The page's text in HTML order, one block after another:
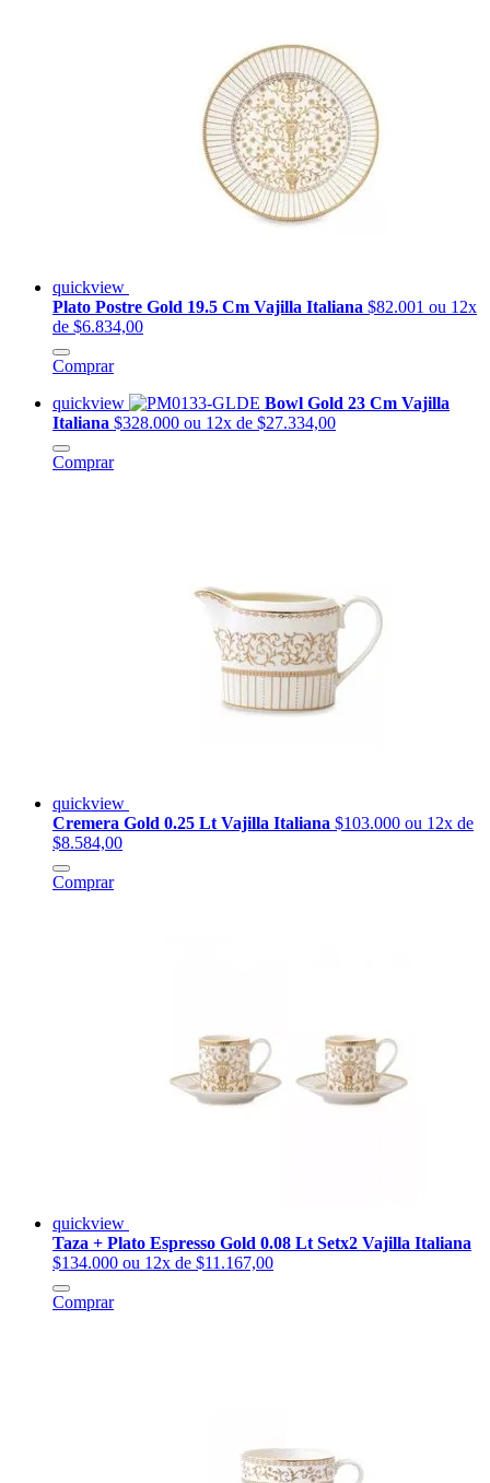
quickview
Plato Postre Gold 19.5 Cm Vajilla Italiana $82.001 ou 12x
de $6.834,00
Comprar
quickview
Bowl Gold 23 Cm Vajilla
Italiana $328.000 ou 12x de $27.334,00
Comprar
quickview
Cremera Gold 0.25 Lt Vajilla Italiana $103.000 ou 12x de
$8.584,00
Comprar
quickview
Taza + Plato Espresso Gold 0.08 Lt Setx2 Vajilla Italiana
$134.000 ou 12x de $11.167,00
Comprar